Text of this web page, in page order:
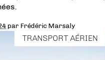
par Frédéric Marsaly
TRANSPORT AÉRIEN